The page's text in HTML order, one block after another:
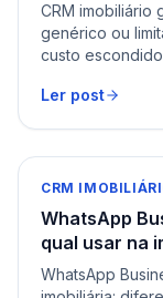
CRM imobiliário
genérico ou
custo
Ler post
CRM
WhatsApp
qual usar na
WhatsApp